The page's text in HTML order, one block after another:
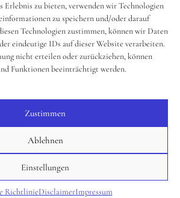
Erlebnis zu bieten, verwenden wir Technologien
zu speichern und/oder darauf
Technologien zustimmen, können wir Daten
eindeutige IDs auf dieser Website verarbeiten.
nicht erteilen oder zurückziehen, können
Funktionen beeinträchtigt werden.
Zustimmen
Ablehnen
Einstellungen
RichtlinieDisclaimerImpressum
INFOS
Impressum
Disclaimer
newsletter
Richtlinie (EU)
SOCIAL
Instagram
2025, Small Caps Print Studio